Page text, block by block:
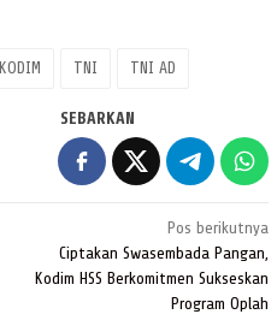
KODIM TNI TNI AD
SEBARKAN
Pos berikutnya
Ciptakan Swasembada Pangan,
Kodim HSS Berkomitmen Sukseskan
Program Oplah